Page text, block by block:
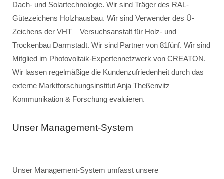
Dach- und Solartechnologie. Wir sind Träger des RAL-
Gütezeichens Holzhausbau. Wir sind Verwender des Ü-
Zeichens der VHT – Versuchsanstalt für Holz- und
Trockenbau Darmstadt. Wir sind Partner von 81fünf. Wir sind
Mitglied im Photovoltaik-Expertennetzwerk von CREATON.
Wir lassen regelmäßige die Kundenzufriedenheit durch das
externe Marktforschungsinstitut Anja Theßenvitz –
Kommunikation & Forschung evaluieren.
Unser Management-System
Unser Management-System umfasst unsere